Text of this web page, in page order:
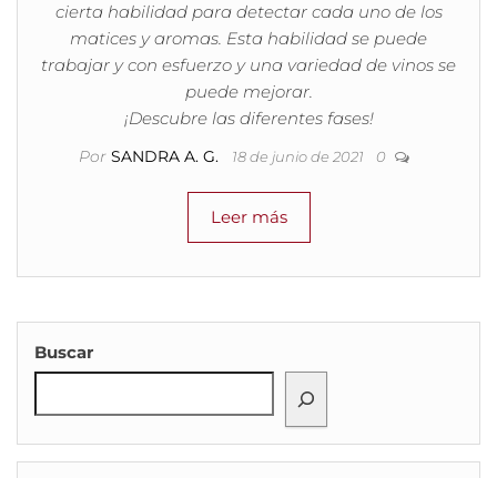
cierta habilidad para detectar cada uno de los
matices y aromas. Esta habilidad se puede
trabajar y con esfuerzo y una variedad de vinos se
puede mejorar.
¡Descubre las diferentes fases!
Por SANDRA A. G. 18 de junio de 2021 0
Leer más
Buscar